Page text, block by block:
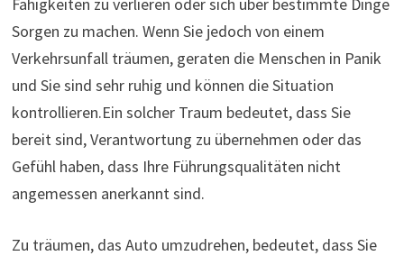
Sorgen zu machen. Wenn Sie jedoch von einem
Verkehrsunfall träumen, geraten die Menschen in Panik
und Sie sind sehr ruhig und können die Situation
kontrollieren.Ein solcher Traum bedeutet, dass Sie
bereit sind, Verantwortung zu übernehmen oder das
Gefühl haben, dass Ihre Führungsqualitäten nicht
angemessen anerkannt sind.
Zu träumen, das Auto umzudrehen, bedeutet, dass Sie